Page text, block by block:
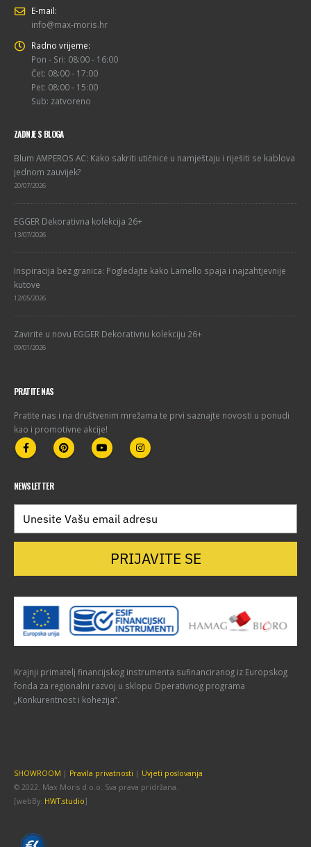
E-mail:
info@max-moris.hr
Radno vrijeme:
Pon - Sri: 08:00 - 16:00
Čet: 08:00 - 17:00
Pet: 08:00 - 15:00
Sub: zatvoreno
ZADNJE S BLOGA
Blum AMPEROS AC: Kako sakriti utičnice u namještaju i riješiti se kablova
jednom zauvijek?
20/07/2026
EGGER Dekorativna kolekcija 26+
13/07/2026
Inspiracija bez granica: Pogledajte kako Lamello spaja i najzahtjevnije
kutove
12/05/2026
Zavirite u novu EGGER Dekorativnu kolekciju 26+
09/01/2026
PRATITE NAS
Pratite nas i na društvenim mrežama te prvi saznajte novosti u ponudi
kao i promotivne akcije!
NEWSLETTER
PRIJAVITE SE
Krajnji primatelj financijskog instrumenta sufinanciranog iz Europskog
fonda za regionalni razvoj u sklopu Operativnog programa
„Konkurentnost i kohezija“.
SHOWROOM | Pravila privatnosti | Uvjeti poslovanja
© 2022. Max Moris d.o.o. Sva prava pridržana.
[webBy: HWT.studio]